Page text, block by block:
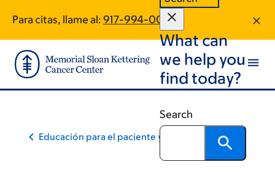
main
content
footer
Para citas, llame al: 917-994-0062
What can
we help you
find today?
Search
Educación para el paciente y la comunidad